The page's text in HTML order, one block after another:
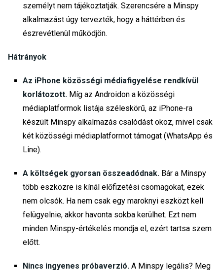
személyt nem tájékoztatják. Szerencsére a Minspy
alkalmazást úgy tervezték, hogy a háttérben és
észrevétlenül működjön.
Hátrányok
Az iPhone közösségi médiafigyelése rendkívül
korlátozott. Míg az Androidon a közösségi
médiaplatformok listája széleskörű, az iPhone-ra
készült Minspy alkalmazás csalódást okoz, mivel csak
két közösségi médiaplatformot támogat (WhatsApp és
Line).
A költségek gyorsan összeadódnak. Bár a Minspy
több eszközre is kínál előfizetési csomagokat, ezek
nem olcsók. Ha nem csak egy maroknyi eszközt kell
felügyelnie, akkor havonta sokba kerülhet. Ezt nem
minden Minspy-értékelés mondja el, ezért tartsa szem
előtt.
Nincs ingyenes próbaverzió. A Minspy legális? Meg